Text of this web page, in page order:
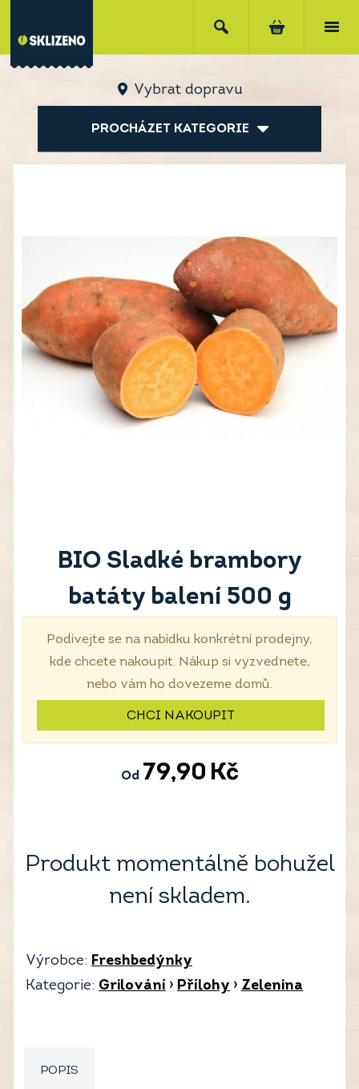
Vybrat dopravu
PROCHÁZET KATEGORIE
BIO Sladké brambory
batáty balení 500 g
Podívejte se na nabídku konkrétní prodejny,
kde chcete nakoupit. Nákup si vyzvednete,
nebo vám ho dovezeme domů.
CHCI NAKOUPIT
Od 79,90 Kč
Produkt momentálně bohužel
není skladem.
Výrobce: Freshbedýnky
Kategorie: Grilování › Přílohy › Zelenina
POPIS